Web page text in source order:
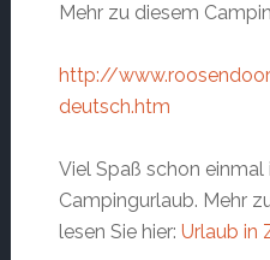
Mehr zu diesem
http://
deutsch.htm
Viel Spaß schon einmal
Campingurlaub. Mehr
lesen Sie hier: Urlaub in